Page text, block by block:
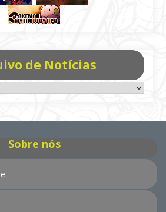
de Notícias
Sobre nós